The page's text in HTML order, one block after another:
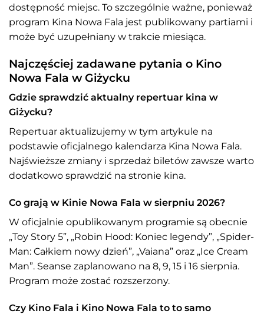
dostępność miejsc. To szczególnie ważne, ponieważ
program Kina Nowa Fala jest publikowany partiami i
może być uzupełniany w trakcie miesiąca.
Najczęściej zadawane pytania o Kino
Nowa Fala w Giżycku
Gdzie sprawdzić aktualny repertuar kina w
Giżycku?
Repertuar aktualizujemy w tym artykule na
podstawie oficjalnego kalendarza Kina Nowa Fala.
Najświeższe zmiany i sprzedaż biletów zawsze warto
dodatkowo sprawdzić na stronie kina.
Co grają w Kinie Nowa Fala w sierpniu 2026?
W oficjalnie opublikowanym programie są obecnie
„Toy Story 5”, „Robin Hood: Koniec legendy”, „Spider-
Man: Całkiem nowy dzień”, „Vaiana” oraz „Ice Cream
Man”. Seanse zaplanowano na 8, 9, 15 i 16 sierpnia.
Program może zostać rozszerzony.
Czy Kino Fala i Kino Nowa Fala to to samo